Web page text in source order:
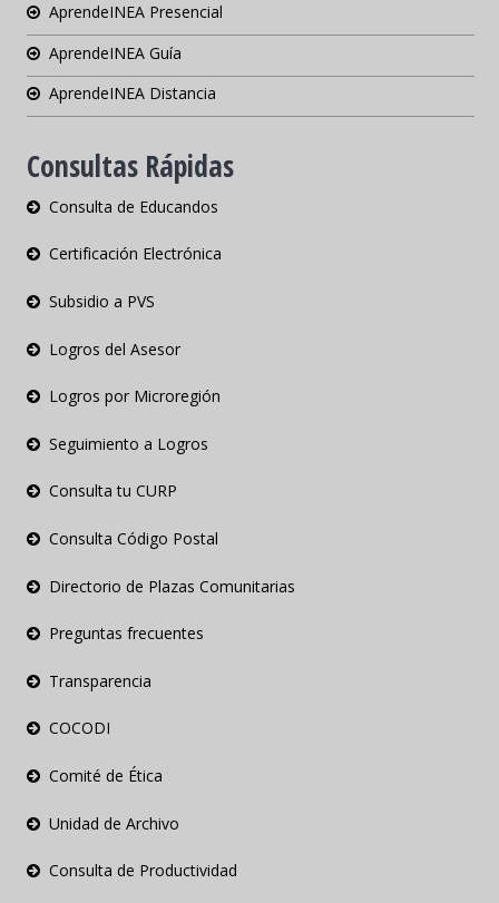
AprendeINEA Presencial
AprendeINEA Guía
AprendeINEA Distancia
Consultas Rápidas
Consulta de Educandos
Certificación Electrónica
Subsidio a PVS
Logros del Asesor
Logros por Microregión
Seguimiento a Logros
Consulta tu CURP
Consulta Código Postal
Directorio de Plazas Comunitarias
Preguntas frecuentes
Transparencia
COCODI
Comité de Ética
Unidad de Archivo
Consulta de Productividad